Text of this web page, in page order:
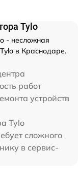
Tylo
- несложная
в Краснодаре.
работ
устройств
Tylo
сложного
в сервис-